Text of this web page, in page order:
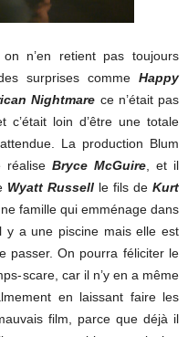
, on n’en retient pas toujours
surprises comme Happy
Nightmare ce n’était pas
c’était loin d’être une totale
La production Blum
réalise Bryce McGuire, et il
Wyatt Russellle fils deKurt
famille qui emménage dans
y a une piscine mais elle est
passer. On pourra féliciter le
scare, car il n’y en a même
en laissant faire les
film, parce que déjà il